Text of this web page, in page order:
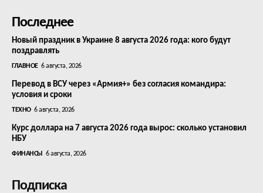
Последнее
Новый праздник в Украине 8 августа 2026 года: кого будут
поздравлять
ГЛАВНОЕ 6 августа, 2026
Перевод в ВСУ через «Армия+» без согласия командира:
условия и сроки
ТЕХНО 6 августа, 2026
Курс доллара на 7 августа 2026 года вырос: сколько установил
НБУ
ФИНАНСЫ 6 августа, 2026
Подписка